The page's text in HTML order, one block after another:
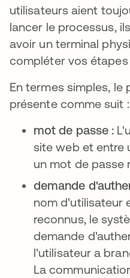
utilisateurs aient
lancer le processus,
avoir un terminal
compléter vos
En termes simples, le
présente comme suit :
mot de passe :
site web et entre
un mot de passe
demande
nom d'utilisateur
reconnus, le
demande
l'utilisateur a
La